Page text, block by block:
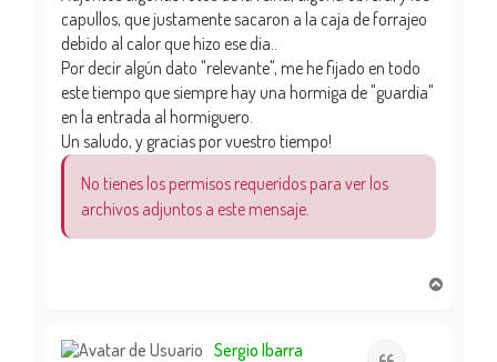
capullos, que justamente sacaron a la caja de forrajeo
debido al calor que hizo ese día..
Por decir algún dato "relevante", me he fijado en todo
este tiempo que siempre hay una hormiga de "guardia"
en la entrada al hormiguero.
Un saludo, y gracias por vuestro tiempo!
No tienes los permisos requeridos para ver los
archivos adjuntos a este mensaje.
Sergio Ibarra